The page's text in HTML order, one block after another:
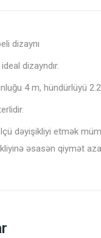
dizaynı
dizayndır.
4 m, hündürlüyü
dəyişikliyi etmək
əsasən qiymət